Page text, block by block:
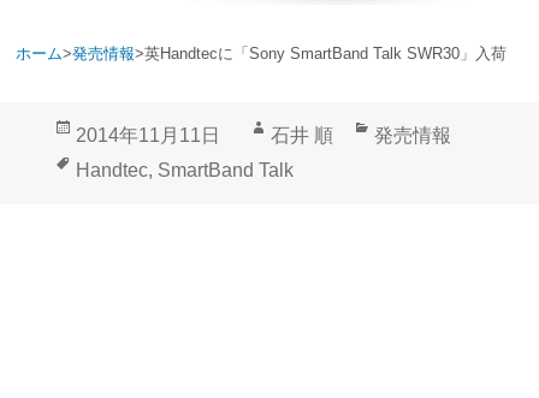
ホーム>発売情報>英Handtecに「Sony SmartBand Talk SWR30」入荷
投
稿
2014年11月11日
作
成
石井 順
カ
発売情報
タ
Handtec, SmartBand Talk